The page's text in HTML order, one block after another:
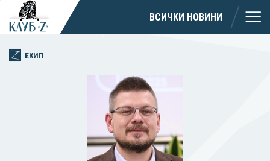
ВСИЧКИ НОВИНИ
ЕКИП